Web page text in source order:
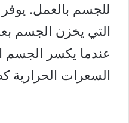
للجسم بالعمل. يوفر
التي يخزن الجسم
عندما يكسر الجسم
السعرات الحرارية